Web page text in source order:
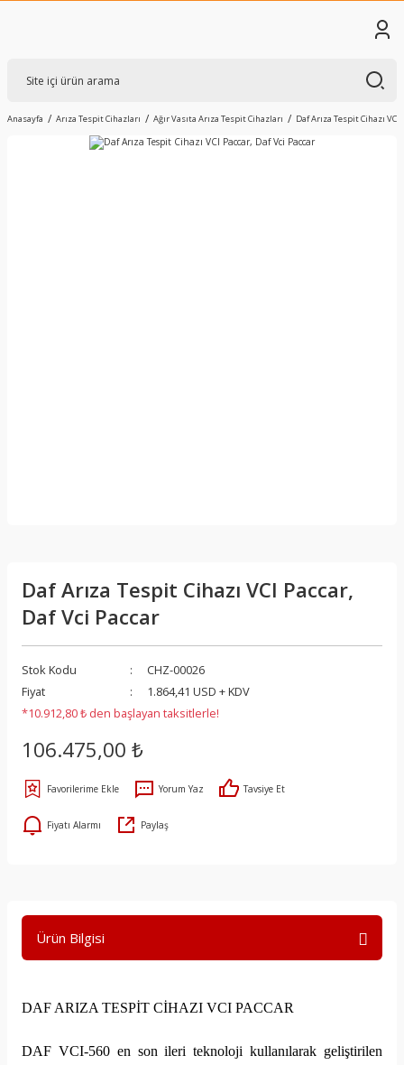
Anasayfa Arıza Tespit Cihazları Ağır Vasıta Arıza Tespit Cihazları Daf Arıza Tespit Cihazı VCI
Daf Arıza Tespit Cihazı VCI Paccar,
Daf Vci Paccar
Stok Kodu
CHZ-00026
Fiyat
1.864,41 USD + KDV
*10.912,80 ₺ den başlayan taksitlerle!
106.475,00 ₺
Yorum Yaz Tavsiye Et
Fiyatı Alarmı Paylaş
Ürün Bilgisi
DAF ARIZA TESPİT CİHAZI VCI PACCAR
DAF VCI-560 en son ileri teknoloji kullanılarak geliştirilen